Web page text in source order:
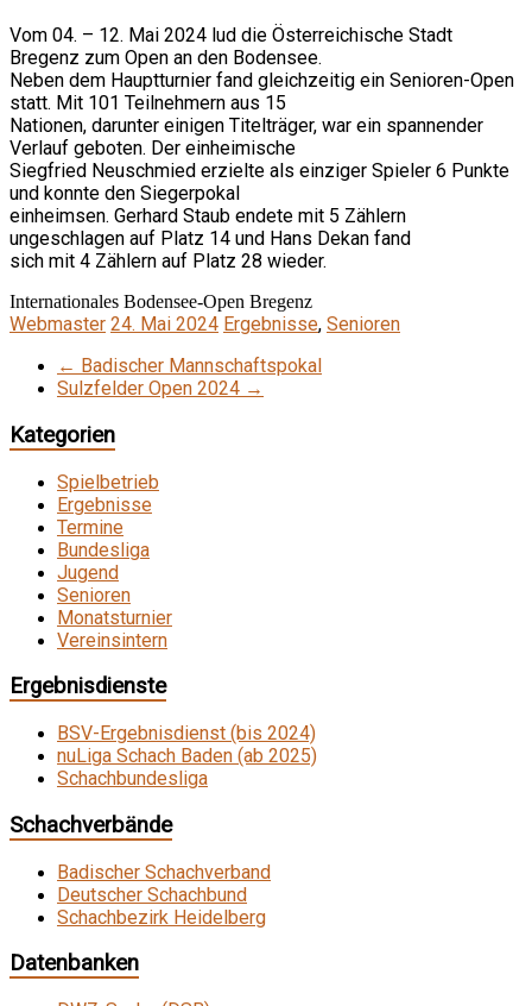
Vom 04. – 12. Mai 2024 lud die Österreichische Stadt
Bregenz zum Open an den Bodensee.
Neben dem Hauptturnier fand gleichzeitig ein Senioren-Open
statt. Mit 101 Teilnehmern aus 15
Nationen, darunter einigen Titelträger, war ein spannender
Verlauf geboten. Der einheimische
Siegfried Neuschmied erzielte als einziger Spieler 6 Punkte
und konnte den Siegerpokal
einheimsen. Gerhard Staub endete mit 5 Zählern
ungeschlagen auf Platz 14 und Hans Dekan fand
sich mit 4 Zählern auf Platz 28 wieder.
Internationales Bodensee-Open Bregenz
Webmaster 24. Mai 2024 Ergebnisse, Senioren
← Badischer Mannschaftspokal
Sulzfelder Open 2024 →
Kategorien
Spielbetrieb
Ergebnisse
Termine
Bundesliga
Jugend
Senioren
Monatsturnier
Vereinsintern
Ergebnisdienste
BSV-Ergebnisdienst (bis 2024)
nuLiga Schach Baden (ab 2025)
Schachbundesliga
Schachverbände
Badischer Schachverband
Deutscher Schachbund
Schachbezirk Heidelberg
Datenbanken